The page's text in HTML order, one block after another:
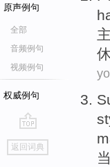
原声例句
全部
音频例句
视频例句
权威例句
go
top
返回词典